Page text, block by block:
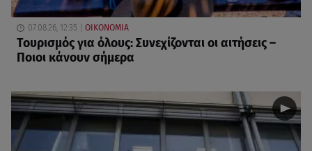
07.08.26, 12:35 ΟΙΚΟΝΟΜΙΑ
Τουρισμός για όλους: Συνεχίζονται οι αιτήσεις –
Ποιοι κάνουν σήμερα